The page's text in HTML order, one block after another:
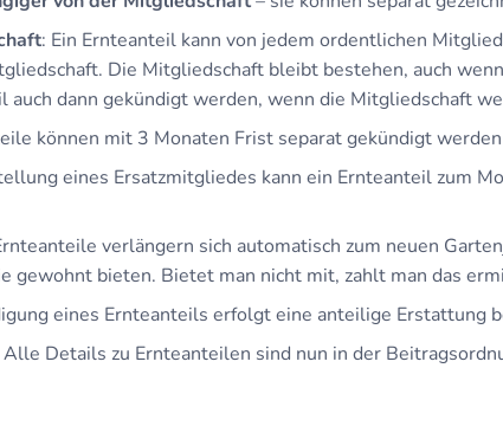
: Ein Ernteanteil kann von jedem ordentlichen
Die Mitgliedschaft bleibt bestehen, auch
auch dann gekündigt werden, wenn die Mitgliedschaft
können mit 3 Monaten Frist separat gekündigt
eines Ersatzmitgliedes kann ein Ernteanteil zum
verlängern sich automatisch zum neuen
gewohnt bieten. Bietet man nicht mit, zahlt man das
eines Ernteanteils erfolgt eine anteilige Erstattung
Alle Details zu Ernteanteilen sind nun in der